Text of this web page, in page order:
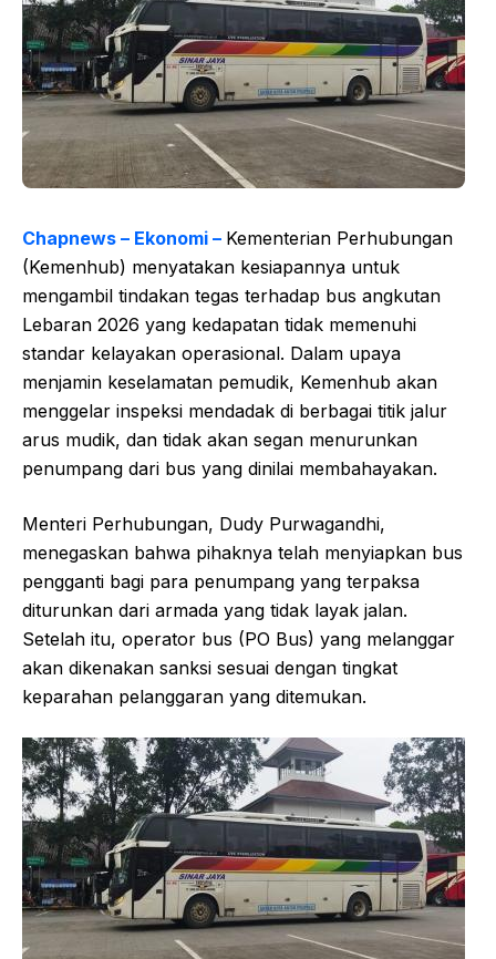
Chapnews – Ekonomi – Kementerian Perhubungan
(Kemenhub) menyatakan kesiapannya untuk
mengambil tindakan tegas terhadap bus angkutan
Lebaran 2026 yang kedapatan tidak memenuhi
standar kelayakan operasional. Dalam upaya
menjamin keselamatan pemudik, Kemenhub akan
menggelar inspeksi mendadak di berbagai titik jalur
arus mudik, dan tidak akan segan menurunkan
penumpang dari bus yang dinilai membahayakan.
Menteri Perhubungan, Dudy Purwagandhi,
menegaskan bahwa pihaknya telah menyiapkan bus
pengganti bagi para penumpang yang terpaksa
diturunkan dari armada yang tidak layak jalan.
Setelah itu, operator bus (PO Bus) yang melanggar
akan dikenakan sanksi sesuai dengan tingkat
keparahan pelanggaran yang ditemukan.